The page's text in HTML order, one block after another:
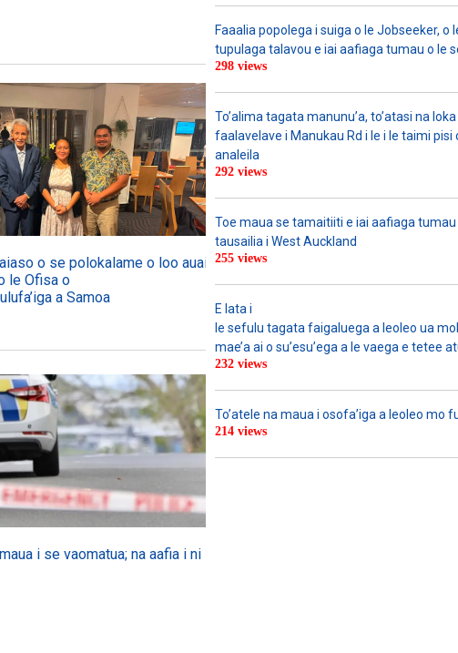
o se polokalame o loo auai mai
le Ofisa o
a Samoa
i se vaomatua; na aafia i ni
Faaalia popolega i suiga o le Jobseeker, o
tupulaga talavou e iai aafiaga tumau o le
298 views
To’alima tagata manunu’a, to’atasi na
faalavelave i Manukau Rd i le i le taimi pisi
analeila
292 views
Toe maua se tamaitiiti e iai aafiaga
tausailia i West Auckland
255 views
E lata i
le sefulu tagata faigaluega a leoleo ua
mae’a ai o su’esu’ega a le vaega e tetee
232 views
To’atele na maua i osofa’iga a leoleo mo
214 views